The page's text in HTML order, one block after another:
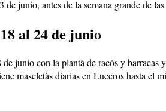
junio, antes de la semana grande de las
al 24 de junio
junio con la plantà de racós y
mascletàs diarias en Luceros hasta el